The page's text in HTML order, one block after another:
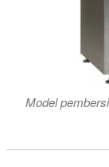
Model